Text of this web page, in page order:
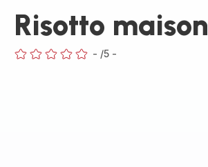
Risotto maison
- /5 -